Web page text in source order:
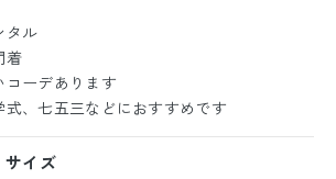
タル
着
ーデあります
、七五三などにおすすめです
サイズ